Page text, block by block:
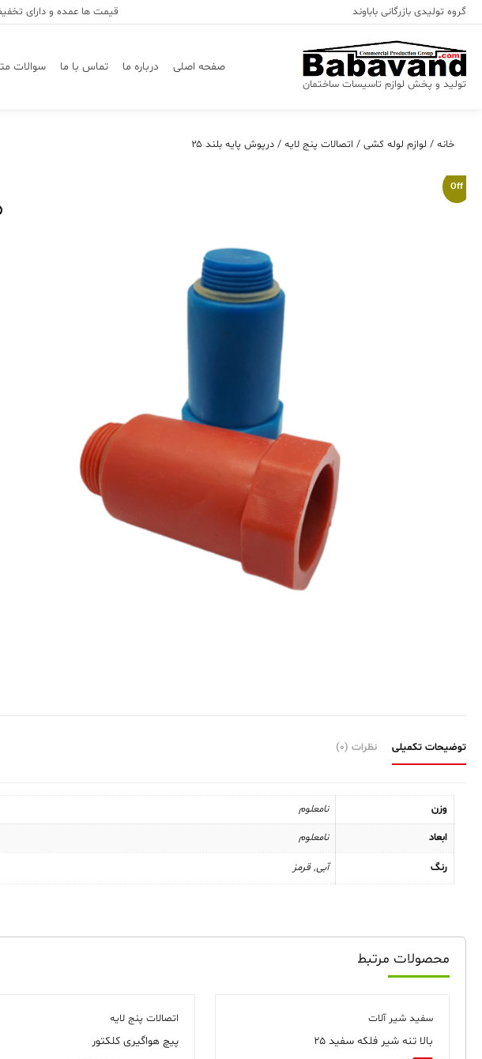
Skip
to
گروه تولیدی بازرگانی باباوند قیمت ها عمده و دارای تخفیف پلکانی 5% 10% 15% بر
تولید و پخش لوازم تاسیسات ساختمان
صفحه اصلی درباره ما تماس با ما سوالات
خانه / لوازم لوله کشی / اتصالات پنج لایه / درپوش پایه بلند ۲۵
Off
توضیحات تکمیلی نظرات (0)
وزن
نامعلوم
ابعاد
نامعلوم
رنگ آبی,قرمز
محصولات مرتبط
سفید شیر آلات
بالا تنه شیر فلکه سفید ۲۵
اتصالات پنج لایه
پیچ هواگیری کلکتور